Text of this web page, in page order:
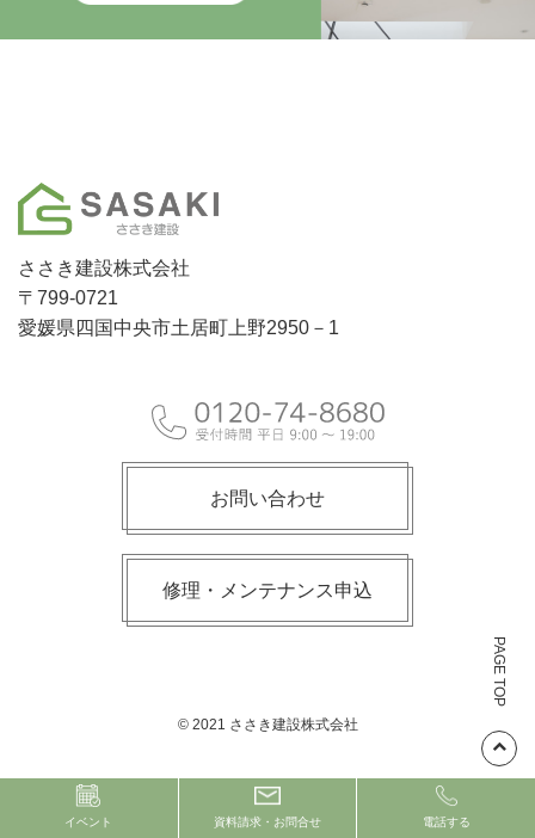
PAGE TOP
ささき建設株式会社
〒799-0721
愛媛県四国中央市土居町上野2950－1
お問い合わせ
修理・メンテナンス申込
© 2021 ささき建設株式会社
イベント 資料請求・お問合せ 電話する